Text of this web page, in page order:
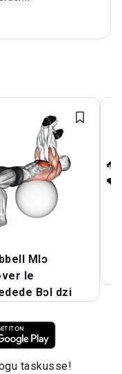
Mlɔ
le
Bɔl dzi
taskusse!